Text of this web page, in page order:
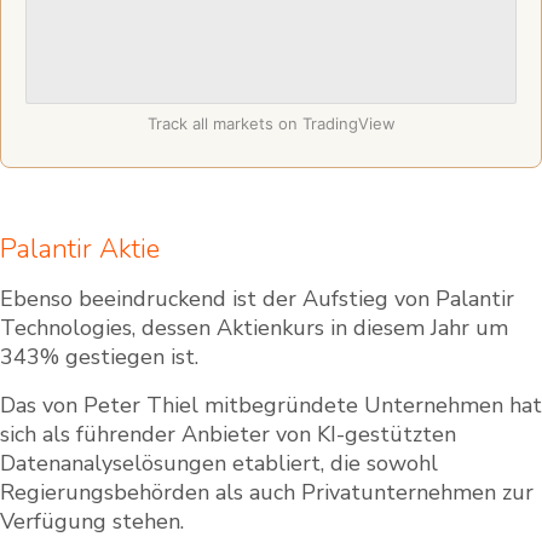
Track all markets on TradingView
Palantir Aktie
Ebenso beeindruckend ist der Aufstieg von Palantir
Technologies, dessen Aktienkurs in diesem Jahr um
343% gestiegen ist.
Das von Peter Thiel mitbegründete Unternehmen hat
sich als führender Anbieter von KI-gestützten
Datenanalyselösungen etabliert, die sowohl
Regierungsbehörden als auch Privatunternehmen zur
Verfügung stehen.